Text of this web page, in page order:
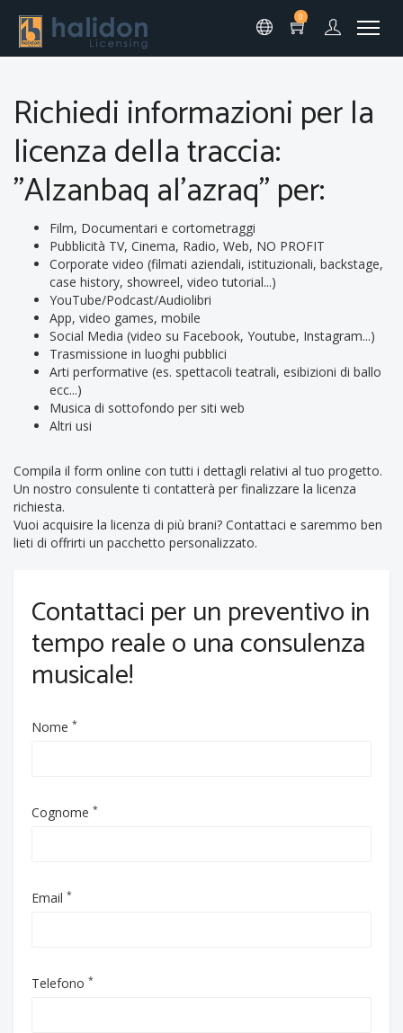
0
Richiedi informazioni per la
licenza della traccia:
"Alzanbaq al'azraq" per:
Film, Documentari e cortometraggi
Pubblicità TV, Cinema, Radio, Web, NO PROFIT
Corporate video (filmati aziendali, istituzionali, backstage,
case history, showreel, video tutorial...)
YouTube/Podcast/Audiolibri
App, video games, mobile
Social Media (video su Facebook, Youtube, Instagram...)
Trasmissione in luoghi pubblici
Arti performative (es. spettacoli teatrali, esibizioni di ballo
ecc...)
Musica di sottofondo per siti web
Altri usi
Compila il form online con tutti i dettagli relativi al tuo progetto.
Un nostro consulente ti contatterà per finalizzare la licenza
richiesta.
Vuoi acquisire la licenza di più brani? Contattaci e saremmo ben
lieti di offrirti un pacchetto personalizzato.
Contattaci per un preventivo in
tempo reale o una consulenza
musicale!
Nome *
Cognome *
Email *
Telefono *